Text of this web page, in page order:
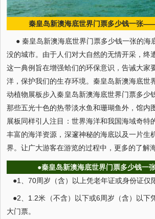
秦皇岛新澳海底世界门票多少钱一张
● 秦皇岛新澳海底世界门票多少钱一张的海
没的城市。由于人们对大自然的无情开采，终
这一典例旨在增强蛤们的环保意识，告诫大家
洋，保护我们的生存环境。秦皇岛新澳海底世
动植物展板步入秦皇岛新澳海底世界门票多少
那些五光十色的热带淡水鱼和珊瑚鱼外，馆内
展板同样引人注目：世界海洋和我国海域奇特
丰富的海洋资源，深邃神秘的海底以及一片生
界。让广大游客在游览的过程中，更多的了解
●秦皇岛新澳海底世界门票多少钱一
●1、70周岁（含）以上凭老年证或身份证仅
●2、1.2米（不含）以下或6周岁（含）以下
大门票。